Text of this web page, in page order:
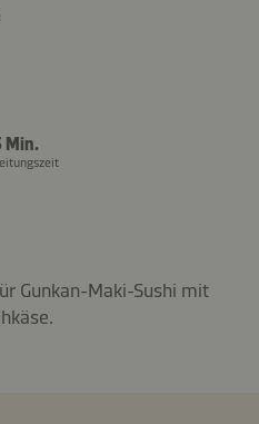
Min.
Gunkan-Maki-Sushi mit